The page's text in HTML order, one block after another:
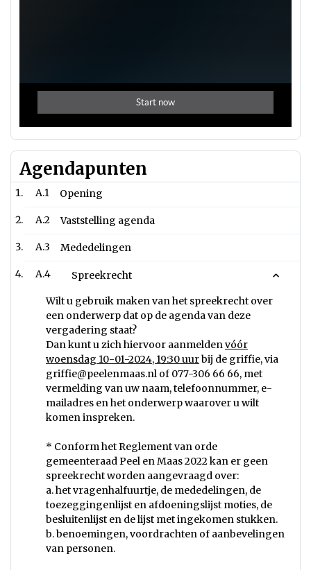
Agendapunten
A.1 Opening
A.2 Vaststelling agenda
A.3 Mededelingen
A.4 Spreekrecht
Wilt u gebruik maken van het spreekrecht over
een onderwerp dat op de agenda van deze
vergadering staat?
Dan kunt u zich hiervoor aanmeldenvóór
woensdag 10-01-2024, 19:30 uurbij de griffie, via
griffie@peelenmaas.nl of 077-306 66 66, met
vermelding van uw naam, telefoonnummer, e-
mailadres en het onderwerp waarover u wilt
komen inspreken.
* Conform het Reglement van orde
gemeenteraad Peel en Maas 2022 kan er geen
spreekrecht worden aangevraagd over:
a. het vragenhalfuurtje, de mededelingen, de
toezeggingenlijst en afdoeningslijst moties, de
besluitenlijst en de lijst met ingekomen stukken.
b. benoemingen, voordrachten of aanbevelingen
van personen.